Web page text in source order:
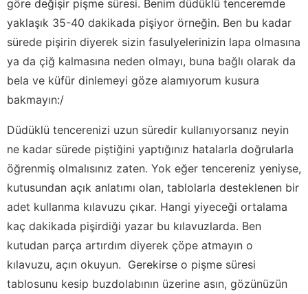
göre değişir pişme süresi. Benim düdüklü tenceremde
yaklaşık 35-40 dakikada pişiyor örneğin. Ben bu kadar
sürede pişirin diyerek sizin fasulyelerinizin lapa olmasına
ya da çiğ kalmasına neden olmayı, buna bağlı olarak da
bela ve küfür dinlemeyi göze alamıyorum kusura
bakmayın:/
Düdüklü tencerenizi uzun süredir kullanıyorsanız neyin
ne kadar sürede piştiğini yaptığınız hatalarla doğrularla
öğrenmiş olmalısınız zaten. Yok eğer tencereniz yeniyse,
kutusundan açık anlatımı olan, tablolarla desteklenen bir
adet kullanma kılavuzu çıkar. Hangi yiyeceği ortalama
kaç dakikada pişirdiği yazar bu kılavuzlarda. Ben
kutudan parça artırdım diyerek çöpe atmayın o
kılavuzu, açın okuyun. Gerekirse o pişme süresi
tablosunu kesip buzdolabının üzerine asın, gözünüzün